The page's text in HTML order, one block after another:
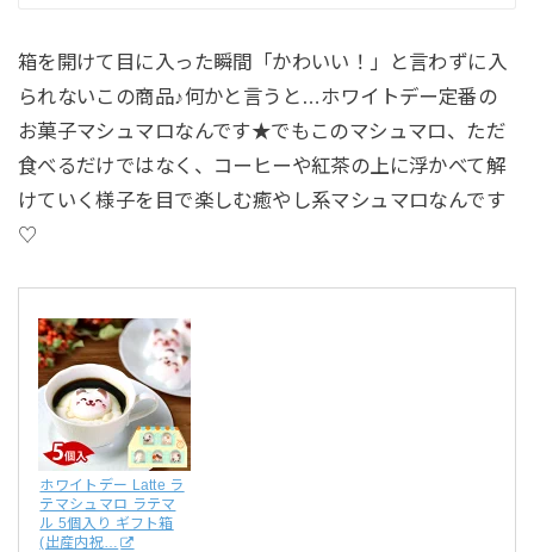
箱を開けて目に入った瞬間「かわいい！」と言わずに入
られないこの商品♪何かと言うと…ホワイトデー定番の
お菓子マシュマロなんです★でもこのマシュマロ、ただ
食べるだけではなく、コーヒーや紅茶の上に浮かべて解
けていく様子を目で楽しむ癒やし系マシュマロなんです
♡
ホワイトデー Latte ラ
テマシュマロ ラテマ
ル 5個入り ギフト箱
(出産内祝…